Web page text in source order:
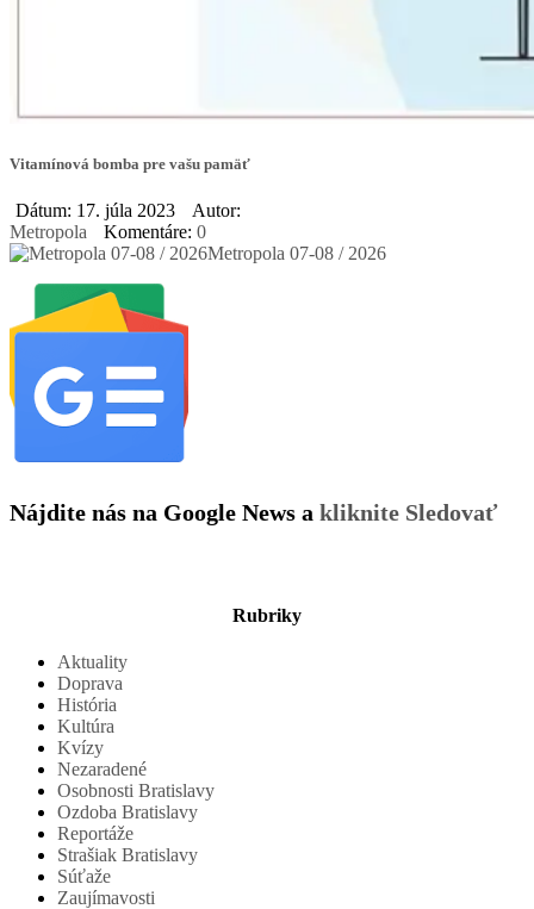
Vitamínová bomba pre vašu pamäť
Dátum: 17. júla 2023
Autor:
Metropola
Komentáre: 0
Metropola 07-08 / 2026
Nájdite nás na Google News a kliknite Sledovať
Rubriky
Aktuality
Doprava
História
Kultúra
Kvízy
Nezaradené
Osobnosti Bratislavy
Ozdoba Bratislavy
Reportáže
Strašiak Bratislavy
Súťaže
Zaujímavosti